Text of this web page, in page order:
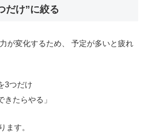
だけ”に絞る
が変化するため、 予定が多いと疲れ
3つだけ
きたらやる」
ます。